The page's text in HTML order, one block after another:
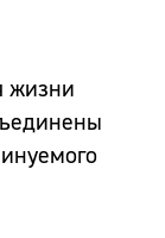
жизни